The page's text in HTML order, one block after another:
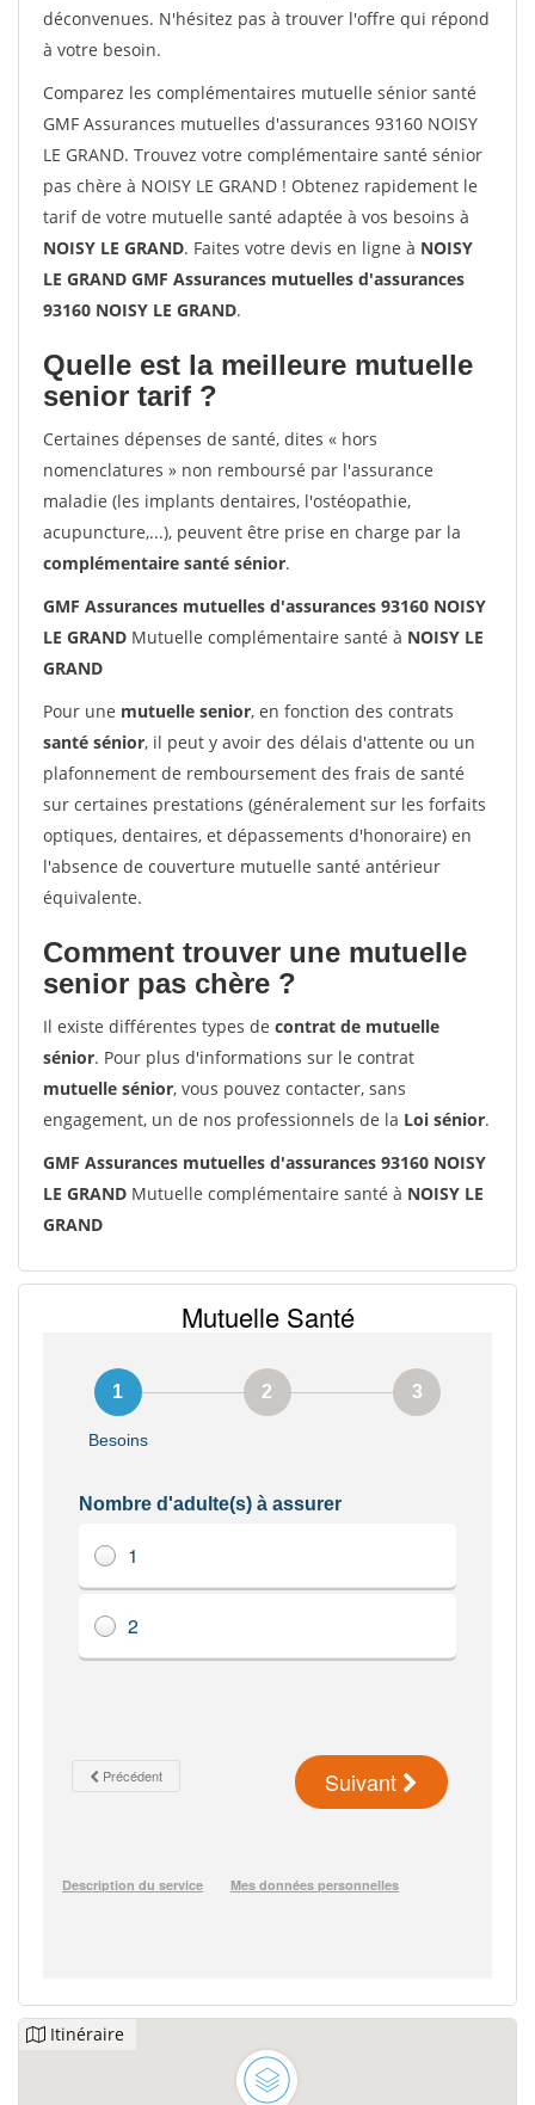
déconvenues. N'hésitez pas à trouver l'offre qui répond
à votre besoin.
Comparez les complémentaires mutuelle sénior santé
GMF Assurances mutuelles d'assurances 93160 NOISY
LE GRAND. Trouvez votre complémentaire santé sénior
pas chère à NOISY LE GRAND ! Obtenez rapidement le
tarif de votre mutuelle santé adaptée à vos besoins à
NOISY LE GRAND. Faites votre devis en ligne à NOISY
LE GRAND GMF Assurances mutuelles d'assurances
93160 NOISY LE GRAND.
Quelle est la meilleure mutuelle
senior tarif ?
Certaines dépenses de santé, dites « hors
nomenclatures » non remboursé par l'assurance
maladie (les implants dentaires, l'ostéopathie,
acupuncture,...), peuvent être prise en charge par la
complémentaire santé sénior.
GMF Assurances mutuelles d'assurances 93160 NOISY
LE GRAND Mutuelle complémentaire santé à NOISY LE
GRAND
Pour une mutuelle senior, en fonction des contrats
santé sénior, il peut y avoir des délais d'attente ou un
plafonnement de remboursement des frais de santé
sur certaines prestations (généralement sur les forfaits
optiques, dentaires, et dépassements d'honoraire) en
l'absence de couverture mutuelle santé antérieur
équivalente.
Comment trouver une mutuelle
senior pas chère ?
Il existe différentes types de contrat de mutuelle
sénior. Pour plus d'informations sur le contrat
mutuelle sénior, vous pouvez contacter, sans
engagement, un de nos professionnels de la Loi sénior.
GMF Assurances mutuelles d'assurances 93160 NOISY
LE GRAND Mutuelle complémentaire santé à NOISY LE
GRAND
Itinéraire